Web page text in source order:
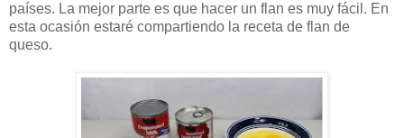
países. La mejor parte es que hacer un flan es muy fácil. En
esta ocasión estaré compartiendo la receta de flan de
queso.